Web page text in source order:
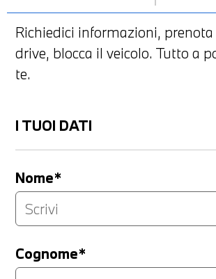
Richiedici informazioni,
drive, blocca il veicolo. Tutto a
te.
I TUOI DATI
Nome*
Cognome*